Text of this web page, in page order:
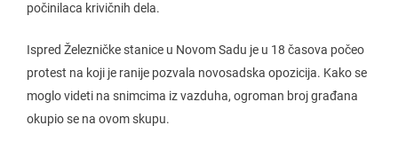
počinilaca krivičnih dela.
Ispred Železničke stanice u Novom Sadu je u 18 časova počeo
protest na koji je ranije pozvala novosadska opozicija. Kako se
moglo videti na snimcima iz vazduha, ogroman broj građana
okupio se na ovom skupu.